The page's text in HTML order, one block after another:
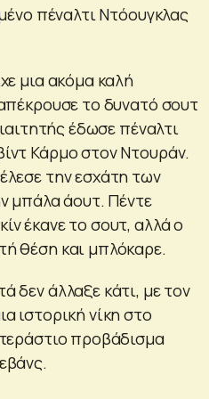
πέναλτι Ντόουγκλας
μια ακόμα καλή
το δυνατό σουτ
έδωσε πέναλτι
Κάρμο στον Ντουράν.
την εσχάτη των
μπάλα άουτ. Πέντε
έκανε το σουτ, αλλά ο
θέση και μπλόκαρε.
δεν άλλαξε κάτι, με τον
ιστορική νίκη στο
προβάδισμα